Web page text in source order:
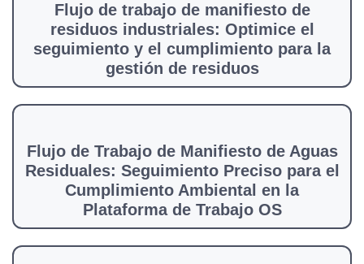
Flujo de trabajo de manifiesto de
residuos industriales: Optimice el
seguimiento y el cumplimiento para la
gestión de residuos
Flujo de Trabajo de Manifiesto de Aguas
Residuales: Seguimiento Preciso para el
Cumplimiento Ambiental en la
Plataforma de Trabajo OS